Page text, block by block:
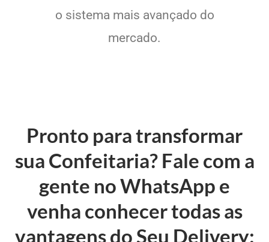
o sistema mais avançado do
mercado.
Pronto para transformar
sua Confeitaria? Fale com a
gente no WhatsApp e
venha conhecer todas as
vantagens do Seu Delivery: